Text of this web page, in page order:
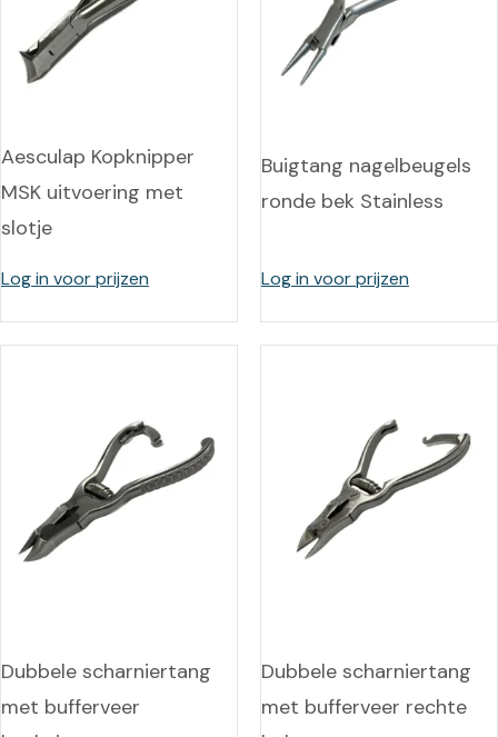
Aesculap Kopknipper
MSK uitvoering met
slotje
Log in voor prijzen
Buigtang nagelbeugels
ronde bek Stainless
Log in voor prijzen
Dubbele scharniertang
met bufferveer
Dubbele scharniertang
met bufferveer rechte